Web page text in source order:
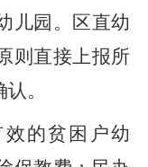
儿园。区直幼
则直接上报所
。
的贫困户幼